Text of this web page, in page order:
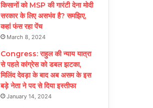
किसानों को MSP की गारंटी देना मोदी
सरकार के लिए असभंव है? समझिए,
कहां फंस रहा पेंच
March 8, 2024
Congress: राहुल की न्याय यात्रा
से पहले कांग्रेस को डबल झटका,
मिलिंद देवड़ा के बाद अब असम के इस
बड़े नेता ने पद से दिया इस्तीफा
January 14, 2024